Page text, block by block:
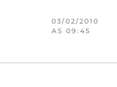
03/02/2010
AS 09:45